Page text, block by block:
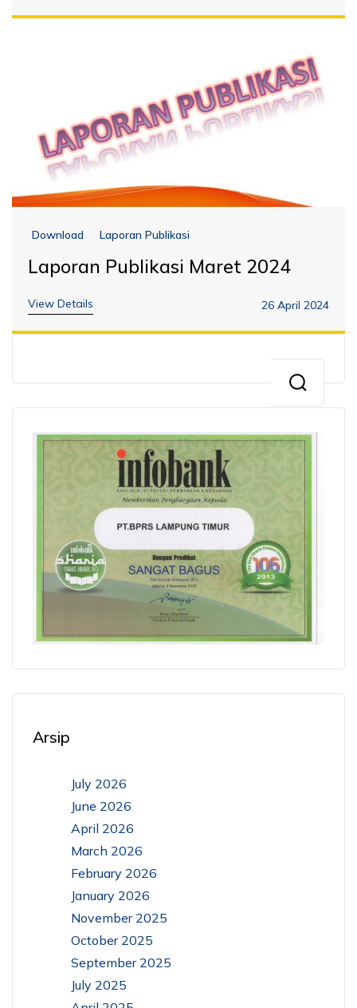
Download Laporan Publikasi
Laporan Publikasi Maret 2024
View Details 26 April 2024
Arsip
July 2026
June 2026
April 2026
March 2026
February 2026
January 2026
November 2025
October 2025
September 2025
July 2025